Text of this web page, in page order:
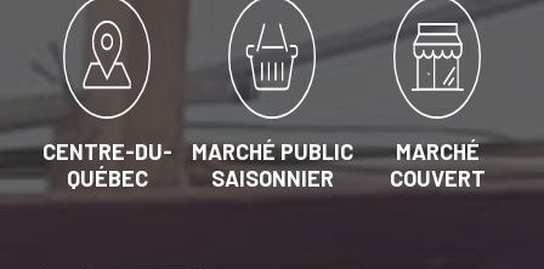
CENTRE-DU-
QUÉBEC
MARCHÉ PUBLIC
SAISONNIER
MARCHÉ
COUVERT